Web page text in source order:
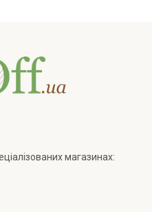
магазинах: